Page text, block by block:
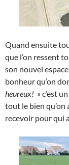
Quand ensuite
que l’on ressent
son nouvel
bonheur qu’on
heureux! » c’est
tout le bien
recevoir pour qui